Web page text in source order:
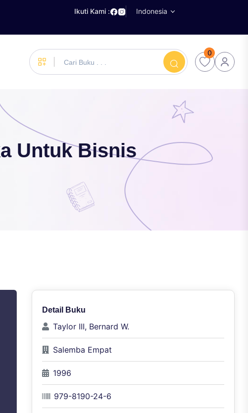
Ikuti Kami : Indonesia
0
Untuk Bisnis
Detail Buku
Taylor III, Bernard W.
Salemba Empat
1996
979-8190-24-6